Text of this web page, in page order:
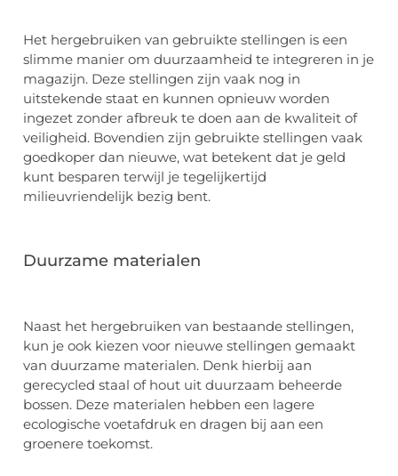
Het hergebruiken van gebruikte stellingen is een
slimme manier om duurzaamheid te integreren in je
magazijn. Deze stellingen zijn vaak nog in
uitstekende staat en kunnen opnieuw worden
ingezet zonder afbreuk te doen aan de kwaliteit of
veiligheid. Bovendien zijn gebruikte stellingen vaak
goedkoper dan nieuwe, wat betekent dat je geld
kunt besparen terwijl je tegelijkertijd
milieuvriendelijk bezig bent.
Duurzame materialen
Naast het hergebruiken van bestaande stellingen,
kun je ook kiezen voor nieuwe stellingen gemaakt
van duurzame materialen. Denk hierbij aan
gerecycled staal of hout uit duurzaam beheerde
bossen. Deze materialen hebben een lagere
ecologische voetafdruk en dragen bij aan een
groenere toekomst.